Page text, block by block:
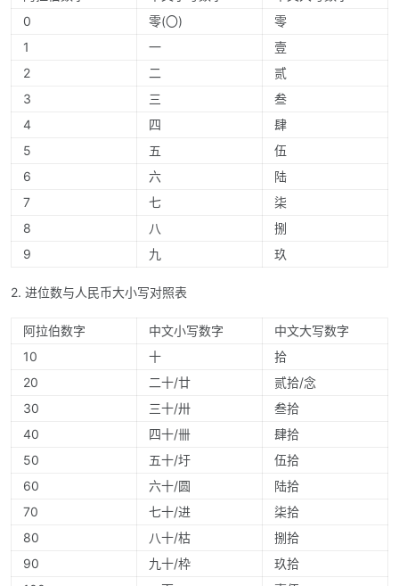
0
零(〇)
零
1
一
壹
2
二
贰
3
三
叁
4
四
肆
5
五
伍
6
六
陆
7
七
柒
8
八
捌
9
九 玖
2. 进位数与人民币大小写对照表
阿拉伯数字 中文小写数字
中文大写数字
10
十
拾
20
二十/廿
贰拾/念
30
三十/卅
叁拾
40
四十/卌
肆拾
50
五十/圩
伍拾
60
六十/圆
陆拾
70
七十/进
柒拾
80
八十/枯
捌拾
90
九十/枠
玖拾